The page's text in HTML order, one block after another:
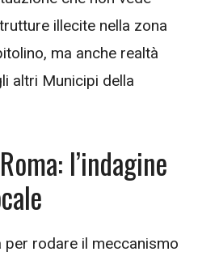
illecite nella zona
ma anche realtà
altri Municipi della
l’indagine
rodare il meccanismo